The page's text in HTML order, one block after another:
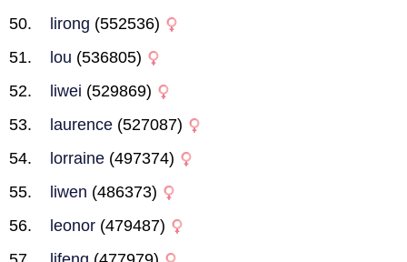
lirong (552536)
lou (536805)
liwei (529869)
laurence (527087)
lorraine (497374)
liwen (486373)
leonor (479487)